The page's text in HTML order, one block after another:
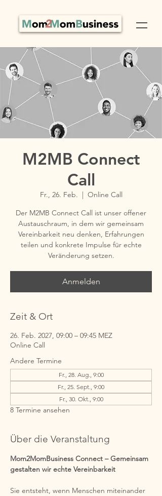
M2MB Connect
Call
Fr., 26. Feb.
  |
Online Call
Der M2MB Connect Call ist unser offener
Austauschraum, in dem wir gemeinsam
Vereinbarkeit neu denken, Erfahrungen
teilen und konkrete Impulse für echte
Veränderung setzen.
Anmelden
Zeit & Ort
26. Feb. 2027, 09:00 – 09:45 MEZ
Online Call
Andere Termine
Fr., 28. Aug., 9:00
Fr., 25. Sept., 9:00
Fr., 30. Okt., 9:00
8 Termine ansehen
Über die Veranstaltung
Mom2MomBusiness Connect – Gemeinsam
gestalten wir echte Vereinbarkeit
Sie entsteht, wenn Menschen miteinander